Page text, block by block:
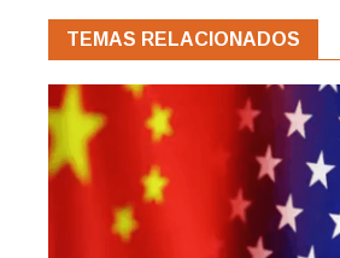
TEMAS RELACIONADOS